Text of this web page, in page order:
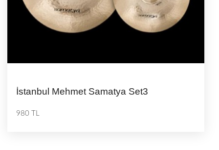
İstanbul Mehmet Samatya Set3
980 TL